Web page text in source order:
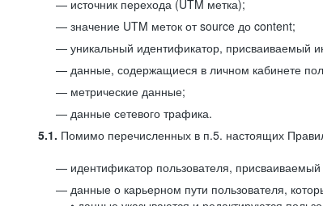
источник перехода (UTM метка);
значение UTM меток от source до content;
уникальный идентификатор, присваиваемый
данные, содержащиеся в личном кабинете
метрические данные;
данные сетевого трафика.
5.1. Помимо перечисленных в п.5. настоящих
идентификатор пользователя,
данные о карьерном пути пользователя,